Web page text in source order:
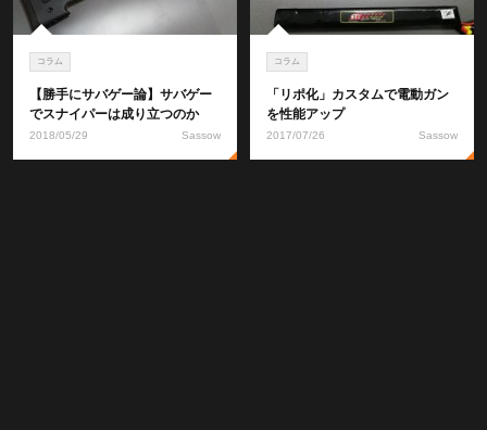
コラム
【勝手にサバゲー論】サバゲー
でスナイパーは成り立つのか
2018/05/29 Sassow
コラム
「リポ化」カスタムで電動ガン
を性能アップ
2017/07/26 Sassow